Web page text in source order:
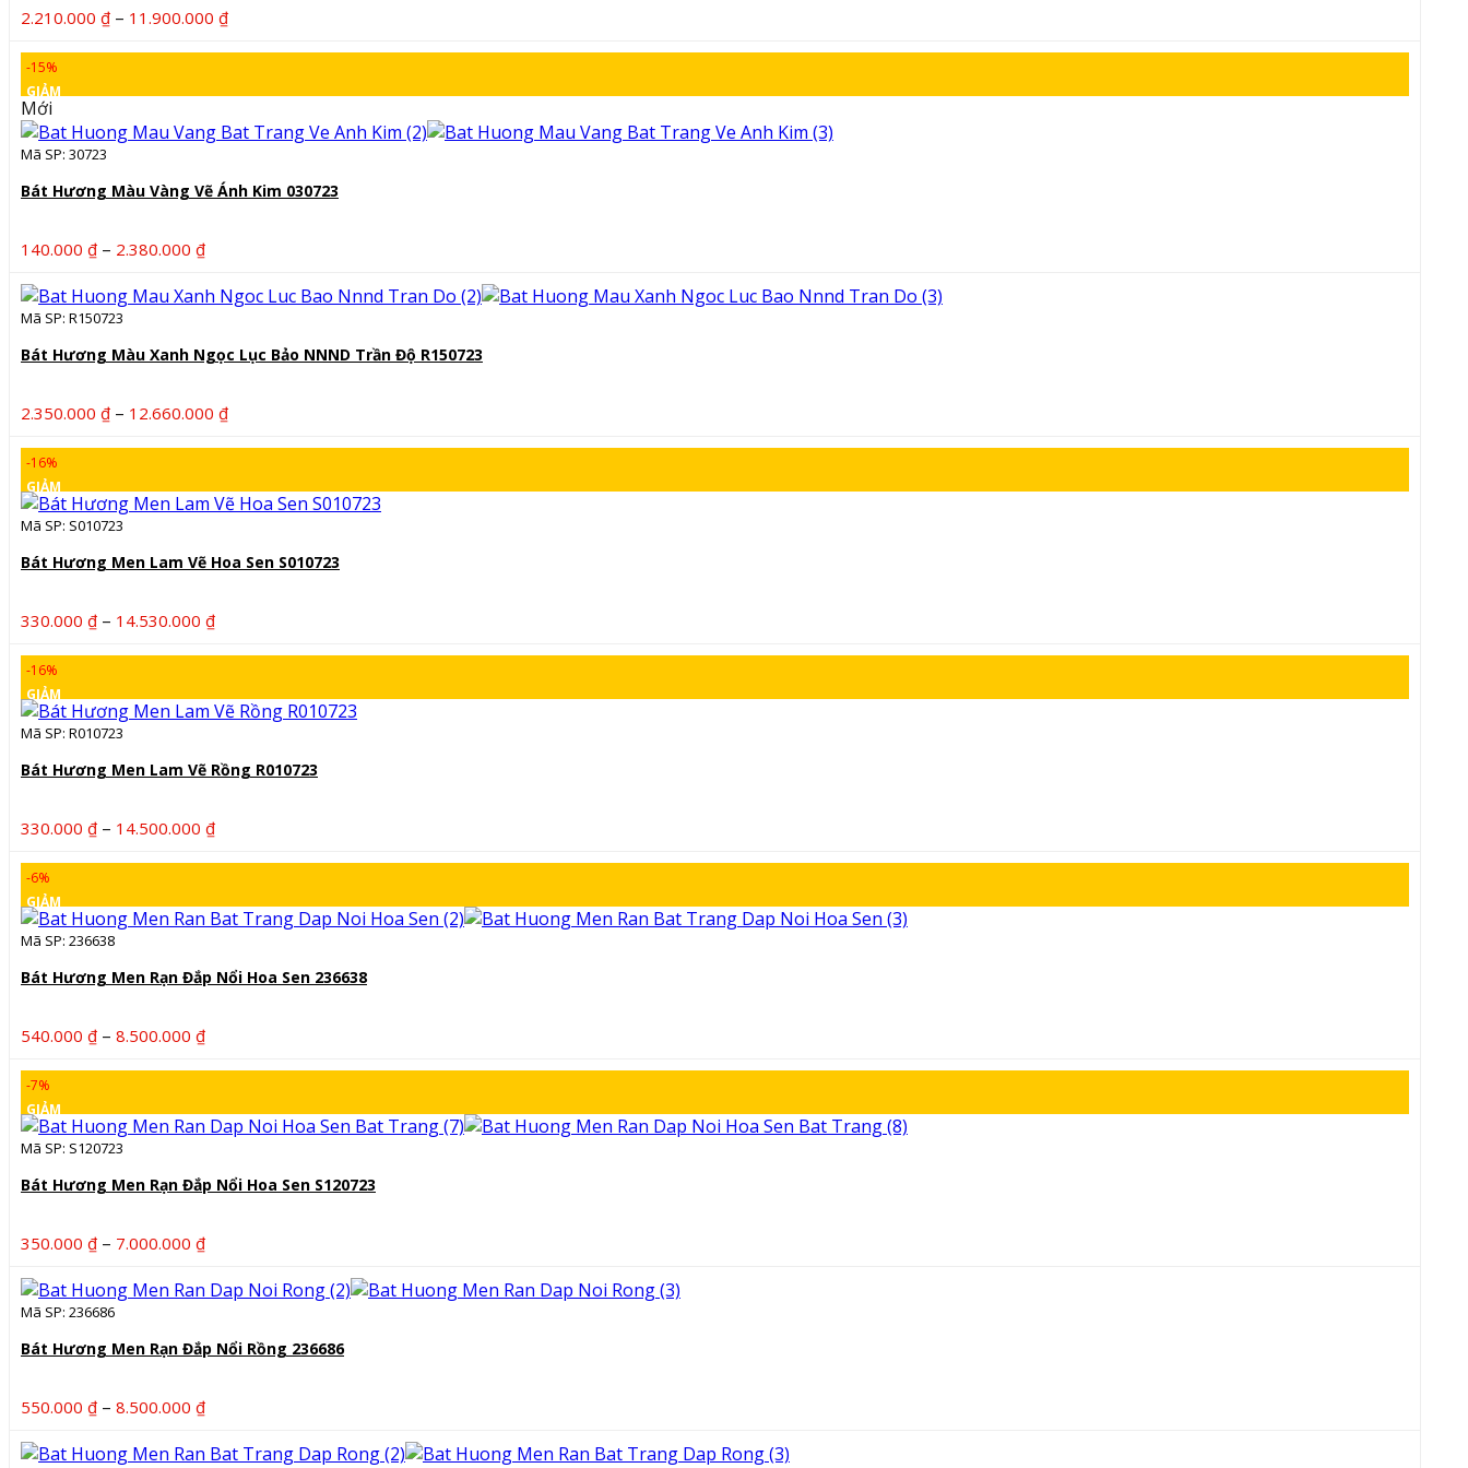
2.210.000 ₫ – 11.900.000 ₫Khoảng
11.900.000 ₫
-15%
GIẢM
Mới
Mã SP: 30723
Bát Hương Màu Vàng Vẽ Ánh Kim 030723
140.000 ₫ – 2.380.000 ₫Khoảng
từ
2.380.000 ₫
Mã SP: R150723
Bát Hương Màu Xanh Ngọc Lục Bảo NNND Trần Độ R150723
2.350.000 ₫ – 12.660.000 ₫Khoảng
đến
-16%
GIẢM
Mã SP: S010723
Bát Hương Men Lam Vẽ Hoa Sen S010723
330.000 ₫ – 14.530.000 ₫Khoảng
đến
-16%
GIẢM
Mã SP: R010723
Bát Hương Men Lam Vẽ Rồng R010723
330.000 ₫ – 14.500.000 ₫Khoảng
đến
-6%
GIẢM
Mã SP: 236638
Bát Hương Men Rạn Đắp Nổi Hoa Sen 236638
540.000 ₫ – 8.500.000 ₫Khoảng
đến
-7%
GIẢM
Mã SP: S120723
Bát Hương Men Rạn Đắp Nổi Hoa Sen S120723
350.000 ₫ – 7.000.000 ₫Khoảng
từ
đến
7.000.000 ₫
Mã SP: 236686
Bát Hương Men Rạn Đắp Nổi Rồng 236686
550.000 ₫ – 8.500.000 ₫Khoảng
từ